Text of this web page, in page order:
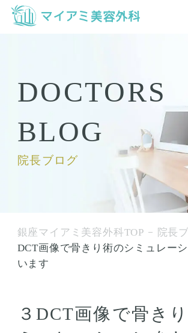
DOCTORS
BLOG
院長ブログ
銀座マイアミ美容外科TOP 院長
DCT画像で骨きり術のシミュレー
います
３DCT画像で骨き